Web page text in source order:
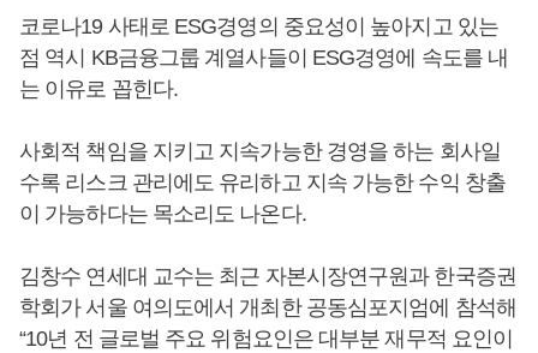
코로나19 사태로 ESG경영의 중요성이 높아지고 있는
점 역시 KB금융그룹 계열사들이 ESG경영에 속도를 내
는 이유로 꼽힌다.
사회적 책임을 지키고 지속가능한 경영을 하는 회사일
수록 리스크 관리에도 유리하고 지속 가능한 수익 창출
이 가능하다는 목소리도 나온다.
김창수 연세대 교수는 최근 자본시장연구원과 한국증권
학회가 서울 여의도에서 개최한 공동심포지엄에 참석해
“10년 전 글로벌 주요 위험요인은 대부분 재무적 요인이